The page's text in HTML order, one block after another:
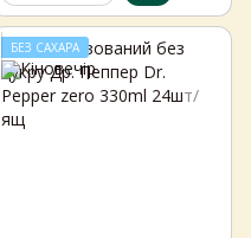
БЕЗ САХАРА